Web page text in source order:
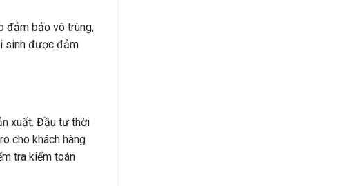
đảm bảo vô trùng,
sinh được đảm
xuất. Đầu tư thời
cho khách hàng
tra kiểm toán